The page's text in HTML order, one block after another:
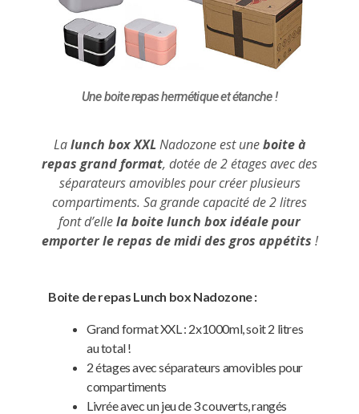
Une boite repas hermétique et étanche !
Lalunch box XXL Nadozone est uneboite à
repas grand format, dotée de 2 étages avec des
séparateurs amovibles pour créer plusieurs
compartiments. Sa grande capacité de 2 litres
font d’ellela boite lunch box idéale pour
emporter le repas de midi des gros appétits !
Boite de repas Lunch box Nadozone :
Grand format XXL : 2x1000ml, soit 2 litres
au total !
2 étages avec séparateurs amovibles pour
compartiments
Livrée avec un jeu de 3 couverts, rangés